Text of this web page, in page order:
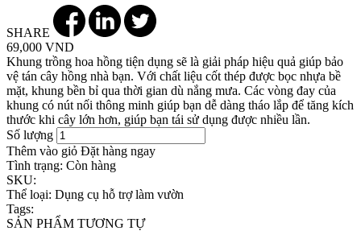
SHARE
69,000 VND
Khung trồng hoa hồng tiện dụng sẽ là giải pháp hiệu quả giúp bảo
vệ tán cây hồng nhà bạn. Với chất liệu cốt thép được bọc nhựa bề
mặt, khung bền bỉ qua thời gian dù nắng mưa. Các vòng đay của
khung có nút nối thông minh giúp bạn dễ dàng tháo lắp để tăng kích
thước khi cây lớn hơn, giúp bạn tái sử dụng được nhiều lần.
Số lượng
Thêm vào giỏ Đặt hàng ngay
Tình trạng: Còn hàng
SKU:
Thể loại: Dụng cụ hỗ trợ làm vườn
Tags:
SẢN PHẨM TƯƠNG TỰ